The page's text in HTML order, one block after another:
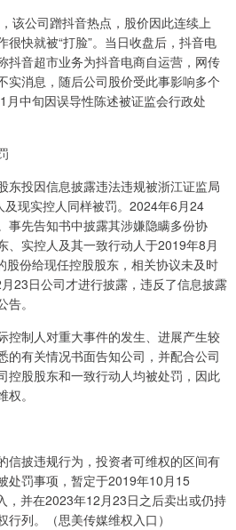
公司蹭抖音热点，股价因此连续上
很快就被“打脸”。当日收盘后，抖音电
抖音超市业务为抖音电商自运营，网传
实消息，随后公司股价受此事影响多个
中旬因误导性陈述被证监会行政处
投因信息披露违法违规被浙江证监局
现实控人同样被罚。2024年6月24
事先告知书中披露其涉嫌隐瞒多份协
、实控人及其一致行动人于2019年8月
份给现任控股股东，相关协议未及时
23日公司才进行披露，违反了信息披露
。
制人对重大事件的发生、进展产生较
的有关情况书面告知公司，并配合公司
控股股东和一致行动人均被处罚，因此
。
披违规行为，投资者可维权的区间有
处罚事项，暂定于2019年10月15
，并在2023年12月23日之后卖出或仍持
列。（思美传媒维权入口）